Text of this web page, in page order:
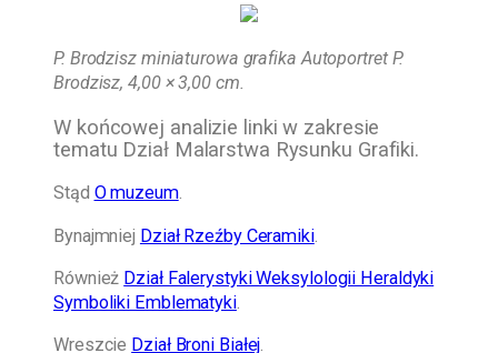
P. Brodzisz miniaturowa grafika Autoportret P.
Brodzisz, 4,00 × 3,00 cm.
W końcowej analizie linki w zakresie
tematu Dział Malarstwa Rysunku Grafiki.
Stąd O muzeum.
Bynajmniej Dział Rzeźby Ceramiki.
Również Dział Falerystyki Weksylologii Heraldyki
Symboliki Emblematyki.
Wreszcie Dział Broni Białej.